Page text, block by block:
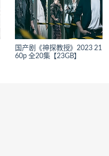
国产剧《神探教授》2023 21
60p 全20集【23GB】